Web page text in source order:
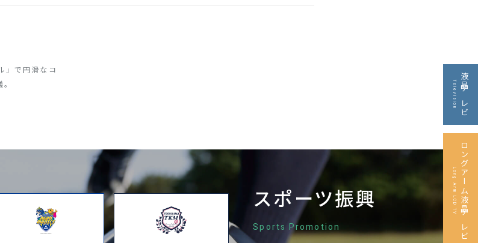
」で円滑なコ
スポーツ振興
Sports Promotion
液晶テレビ
Television
ロングアーム液晶テレビ
Long Arm LCD TV